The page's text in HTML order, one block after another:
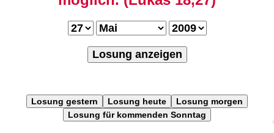
Losung anzeigen
Losung gestern Losung heute
Losung morgen
Losung für kommenden Sonntag